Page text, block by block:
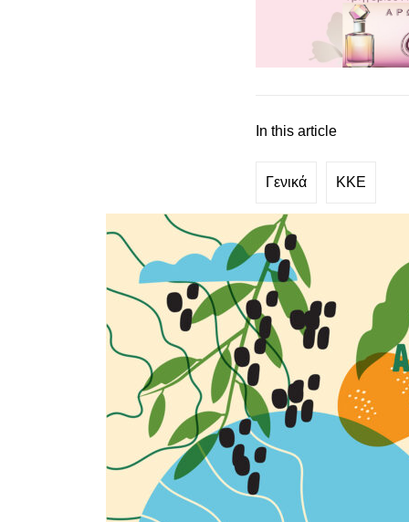
In this article
Γενικά ΚΚΕ